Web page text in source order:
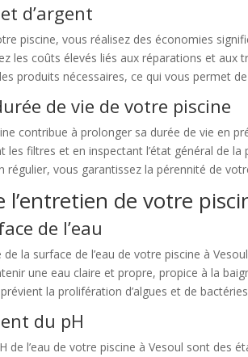
d’argent
piscine, vous réalisez des économies
les coûts élevés liés aux réparations et aux
produits nécessaires, ce qui vous permet
de vie de votre piscine
contribue à prolonger sa durée de vie en
les filtres et en inspectant l’état général de
régulier, vous garantissez la pérennité de
l’entretien de votre
de l’eau
la surface de l’eau de votre piscine à
une eau claire et propre, propice à la
la prolifération d’algues et de
du pH
de l’eau de votre piscine à Vesoul sont